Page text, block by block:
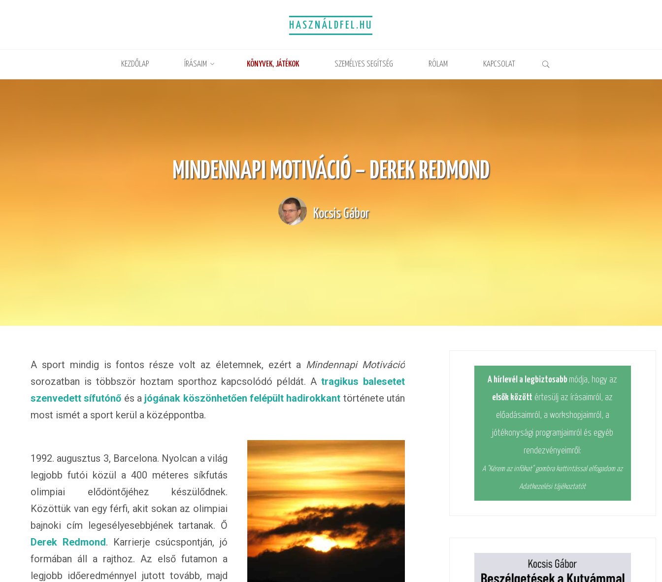
HASZNÁLDFEL.HU
KEZDŐLAP ÍRÁSAIM KÖNYVEK, JÁTÉKOK SZEMÉLYES SEGÍTSÉG RÓLAM KAPCSOLAT
MINDENNAPI MOTIVÁCIÓ – DEREK REDMOND
Kocsis Gábor
A sport mindig is fontos része volt az életemnek, ezért a Mindennapi Motiváció
sorozatban is többször hoztam sporthoz kapcsolódó példát. Atragikus balesetet
szenvedett sífutónő és a jógának köszönhetően felépült hadirokkant története után
most ismét a sport kerül a középpontba.
1992. augusztus 3, Barcelona. Nyolcan a világ
legjobb futói közül a 400 méteres síkfutás
olimpiai elődöntőjéhez készülődnek.
Közöttük van egy férfi, akit sokan az olimpiai
bajnoki cím legesélyesebbjének tartanak. Ő
Derek Redmond. Karrierje csúcspontján, jó
formában áll a rajthoz. Az első futamon a
legjobb időeredménnyel jutott tovább, majd
A hírlevél a legbiztosabb módja, hogy az
elsők között értesülj az írásaimról, az
előadásaimról, a workshopjaimról, a
jótékonysági programjaimról és egyéb
rendezvényeimről:
A "Kérem az infókat" gombra kattintással elfogadom az
Adatkezelési tájékoztatót